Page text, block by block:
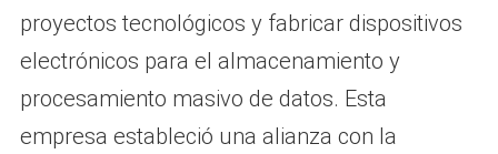
proyectos tecnológicos y fabricar dispositivos
electrónicos para el almacenamiento y
procesamiento masivo de datos. Esta
empresa estableció una alianza con la